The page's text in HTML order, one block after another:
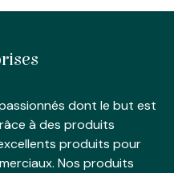
dont le but est
à des produits
produits pour
Nos produits